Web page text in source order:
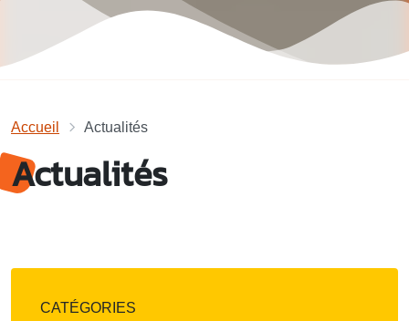
Accueil Actualités
Actualités
CATÉGORIES